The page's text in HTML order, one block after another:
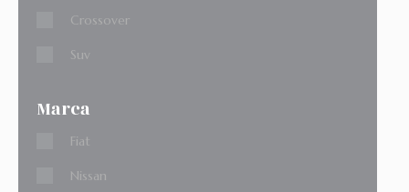
Crossover
Suv
Marca
Fiat
Nissan